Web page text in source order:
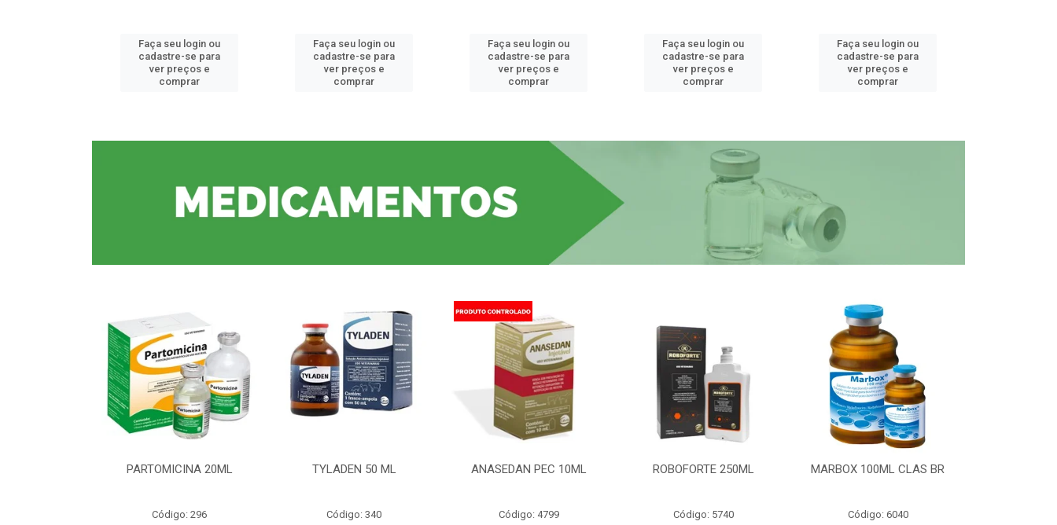
Faça seu login ou
cadastre-se para
ver preços e
comprar
Faça seu login ou
cadastre-se para
ver preços e
comprar
Faça seu login ou
cadastre-se para
ver preços e
comprar
Faça seu login ou
cadastre-se para
ver preços e
comprar
Faça seu login ou
cadastre-se para
ver preços e
comprar
PARTOMICINA 20ML
Código: 296
TYLADEN 50 ML
Código: 340
ANASEDAN PEC 10ML
Código: 4799
ROBOFORTE 250ML
Código: 5740
MARBOX 100ML CLAS BR
Código: 6040